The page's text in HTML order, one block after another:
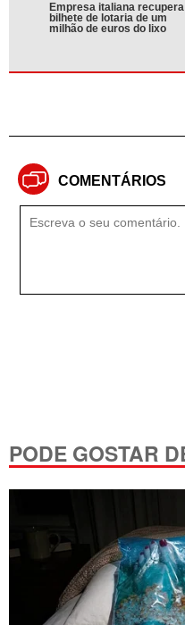
Empresa italiana recupera
bilhete de lotaria de um
milhão de euros do lixo
COMENTÁRIOS